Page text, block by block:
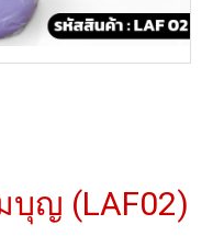
ญ (LAF02)